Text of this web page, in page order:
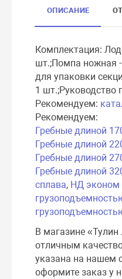
ОПИСАНИЕ
Комплектация:
шт.;Помпа ножная
для упаковки
1 шт.;Руководство
Рекомендуем:
Рекомендуем:
Гребные длиной
Гребные длиной
Гребные длиной
Гребные длиной
сплава, НД эконом
В магазине
отличным
указана на нашем
оформите заказ у